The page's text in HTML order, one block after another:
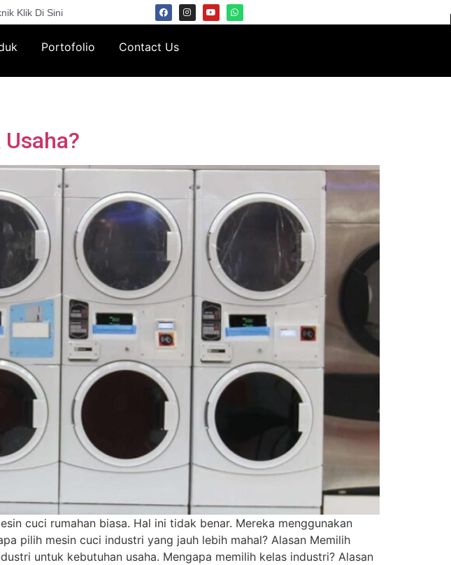
Klik Di Sini
Portofolio Contact Us
cuci rumahan biasa. Hal ini tidak benar. Mereka menggunakan
pilih mesin cuci industri yang jauh lebih mahal? Alasan Memilih
untuk kebutuhan usaha. Mengapa memilih kelas industri? Alasan